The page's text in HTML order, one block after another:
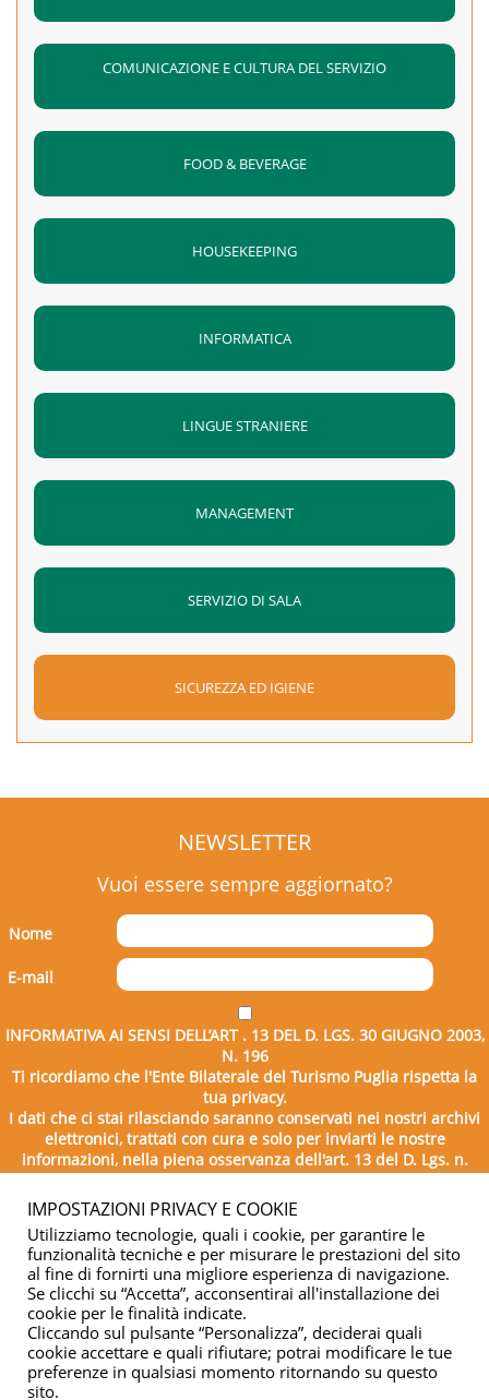
COMUNICAZIONE E CULTURA DEL SERVIZIO
FOOD & BEVERAGE
HOUSEKEEPING
INFORMATICA
LINGUE STRANIERE
MANAGEMENT
SERVIZIO DI SALA
SICUREZZA ED IGIENE
NEWSLETTER
Vuoi essere sempre aggiornato?
Nome
E-mail
INFORMATIVA AI SENSI DELL’ART . 13 DEL D. LGS. 30 GIUGNO 2003,
N. 196
Ti ricordiamo che l'Ente Bilaterale del Turismo Puglia rispetta la
tua privacy.
I dati che ci stai rilasciando saranno conservati nei nostri archivi
elettronici, trattati con cura e solo per inviarti le nostre
informazioni, nella piena osservanza dell'art. 13 del D. Lgs. n.
196/2003.
Copyright © 2026 - Ente Bilaterale del Turismo Puglia - C.F.
IMPOSTAZIONI PRIVACY E COOKIE
Utilizziamo tecnologie, quali i cookie, per garantire le
funzionalità tecniche e per misurare le prestazioni del sito
al fine di fornirti una migliore esperienza di navigazione.
Se clicchi su “Accetta”, acconsentirai all'installazione dei
cookie per le finalità indicate.
Cliccando sul pulsante “Personalizza”, deciderai quali
cookie accettare e quali rifiutare; potrai modificare le tue
preferenze in qualsiasi momento ritornando su questo
sito.